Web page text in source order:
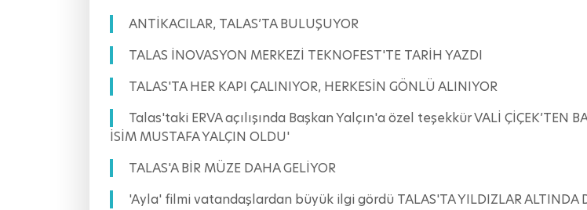
ANTİKACILAR, TALAS’TA BULUŞUYOR
TALAS İNOVASYON MERKEZİ TEKNOFEST'TE TARİH YAZDI
TALAS'TA HER KAPI ÇALINIYOR, HERKESİN GÖNLÜ ALINIYOR
Talas'taki ERVA açılışında Başkan Yalçın'a özel teşekkür VALİ ÇİÇEK’TEN
İSİM MUSTAFA YALÇIN OLDU'
TALAS'A BİR MÜZE DAHA GELİYOR
'Ayla' filmi vatandaşlardan büyük ilgi gördü TALAS'TA YILDIZLAR ALTINDA